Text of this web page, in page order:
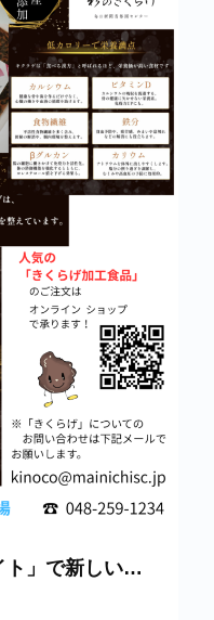
「彩のきくらげＥＣサイト」で新しい美味しさに出会いませんか？